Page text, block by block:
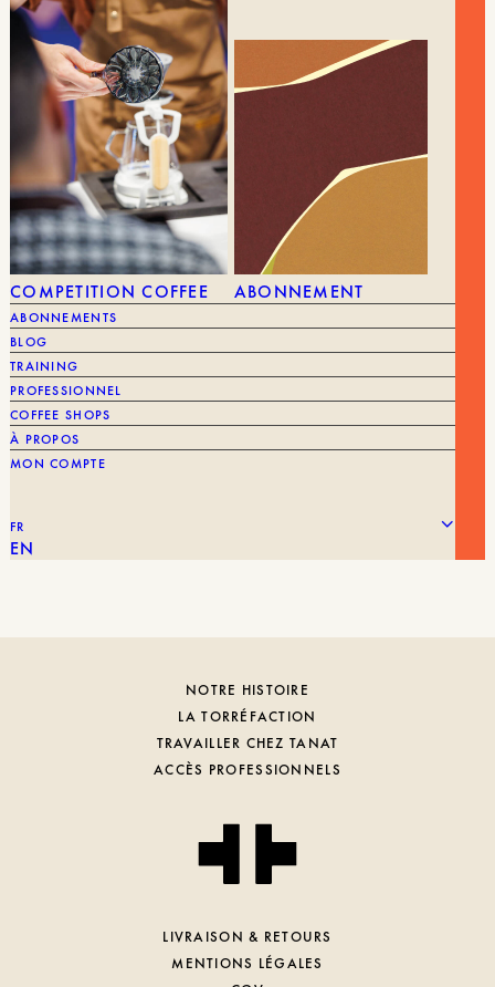
COMPETITION COFFEE ABONNEMENT
ABONNEMENTS
BLOG
TRAINING
PROFESSIONNEL
COFFEE SHOPS
À PROPOS
MON COMPTE
FR
EN
STARTER KIT SLOW COFFEE
12,30€
MARQUE
Cafec
FILTRE
22,00€
MARQUE
NOTRE HISTOIRE
LA TORRÉFACTION
TRAVAILLER CHEZ TANAT
ACCÈS PROFESSIONNELS
LIVRAISON & RETOURS
MENTIONS LÉGALES